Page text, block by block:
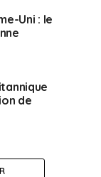
Uni : le
de